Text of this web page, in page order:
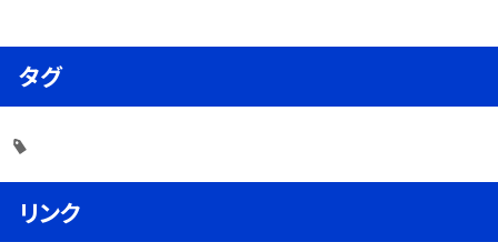
タグ
リンク